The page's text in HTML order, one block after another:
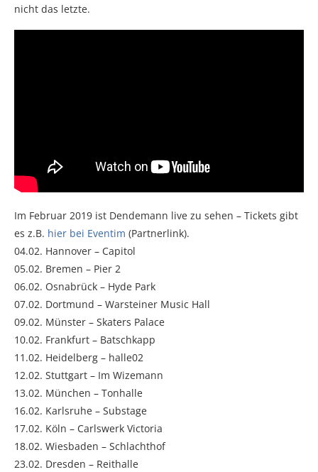
nicht das letzte.
Im Februar 2019 ist Dendemann live zu sehen – Tickets gibt
es z.B. hier bei Eventim (Partnerlink).
04.02. Hannover – Capitol
05.02. Bremen – Pier 2
06.02. Osnabrück – Hyde Park
07.02. Dortmund – Warsteiner Music Hall
09.02. Münster – Skaters Palace
10.02. Frankfurt – Batschkapp
11.02. Heidelberg – halle02
12.02. Stuttgart – Im Wizemann
13.02. München – Tonhalle
16.02. Karlsruhe – Substage
17.02. Köln – Carlswerk Victoria
18.02. Wiesbaden – Schlachthof
23.02. Dresden – Reithalle